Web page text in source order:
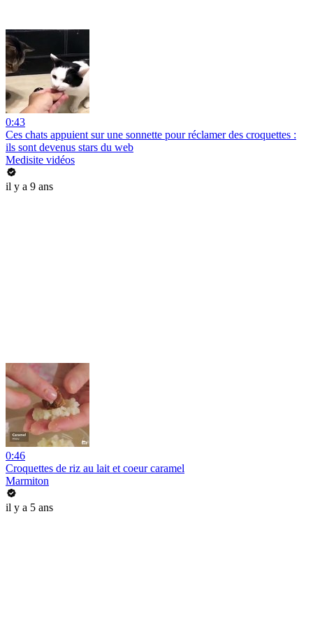
0:43
Ces chats appuient sur une sonnette pour réclamer des croquettes :
ils sont devenus stars du web
Medisite vidéos
il y a 9 ans
0:46
Croquettes de riz au lait et coeur caramel
Marmiton
il y a 5 ans